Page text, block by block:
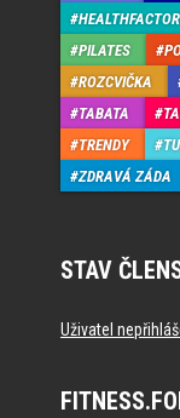
PILATES
ROZCVIČKA
TABATA
TRENDY
ZDRAVÁ ZÁDA
STAV
Uživatel